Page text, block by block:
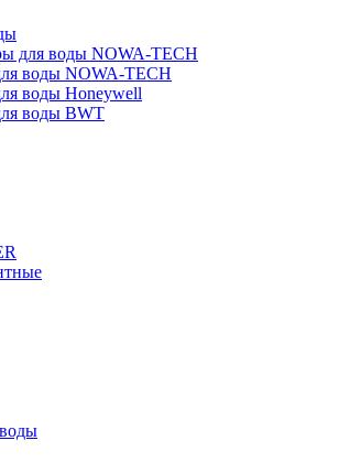
для воды NOWA-TECH
воды NOWA-TECH
воды Honeywell
воды BWT